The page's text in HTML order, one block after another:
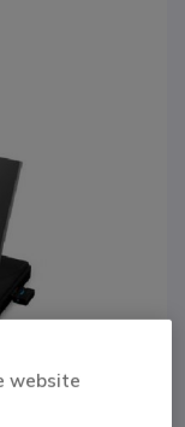
website